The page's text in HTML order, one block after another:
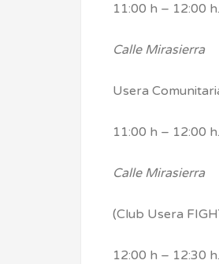
11:00 h – 12:00
Calle Mirasierra
Usera
11:00 h – 12:00 h.
Calle Mirasierra
(Club Usera
12:00 h – 12:30 h.